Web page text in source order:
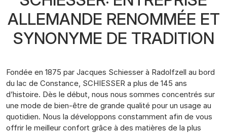
ALLEMANDE RENOMMÉE ET
SYNONYME DE TRADITION
Fondée en 1875 par Jacques Schiesser à Radolfzell au bord
du lac de Constance, SCHIESSER a plus de 145 ans
d’histoire. Dès le début, nous nous sommes concentrés sur
une mode de bien-être de grande qualité pour un usage au
quotidien. Nous la développons constamment afin de vous
offrir le meilleur confort grâce à des matières de la plus